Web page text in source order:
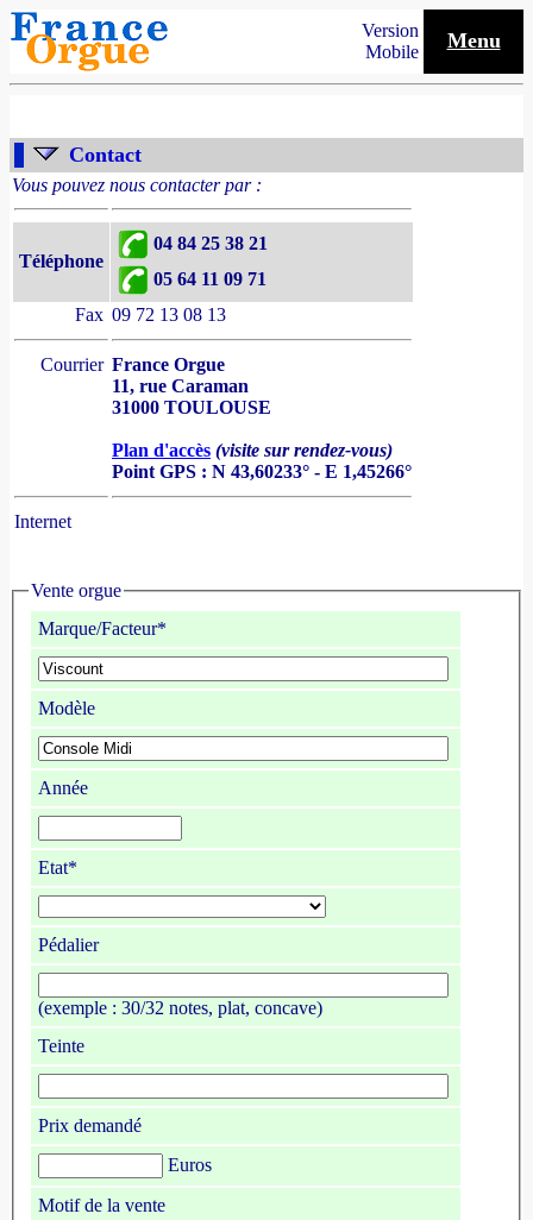
Version
Mobile
Menu
Contact
Vous pouvez nous contacter par :
Téléphone
04 84 25 38 21
05 64 11 09 71
Fax 09 72 13 08 13
Courrier France Orgue
11, rue Caraman
31000 TOULOUSE
Plan d'accès (visite sur rendez-vous)
Point GPS : N 43,60233° - E 1,45266°
Internet
Vente orgue
Marque/Facteur*
Modèle
Année
Etat*
Pédalier
(exemple : 30/32 notes, plat, concave)
Teinte
Prix demandé
Euros
Motif de la vente